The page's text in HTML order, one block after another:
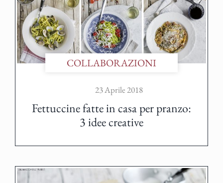
COLLABORAZIONI
23 Aprile 2018
Fettuccine fatte in casa per pranzo:
3 idee creative